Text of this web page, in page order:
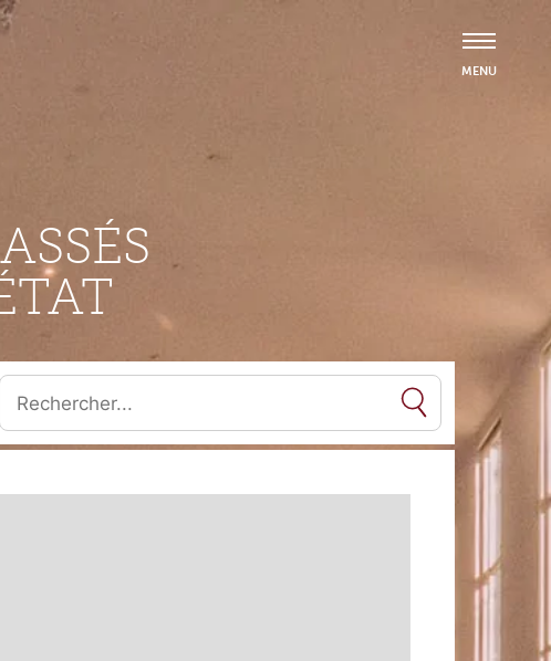
Quand les résultats de l'auto-complétion sont disponibles, utilisez les